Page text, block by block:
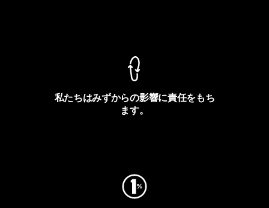
私たちはみずからの影響に責任をもち
ます。